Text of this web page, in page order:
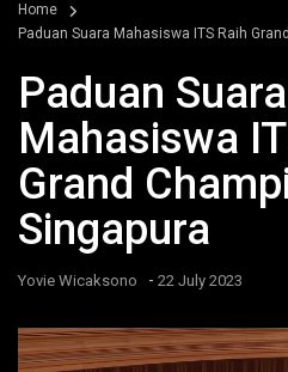
Home
Paduan Suara Mahasiswa ITS Raih
Paduan Suara
Mahasiswa
Grand
Singapura
Yovie Wicaksono - 22 July 2023